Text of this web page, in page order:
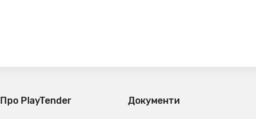
Про PlayTender Документи